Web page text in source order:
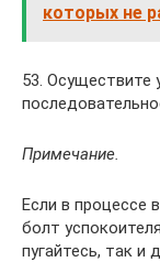
которых не
53. Осуществите
Примечание.
Если в процессе
болт
пугайтесь, так и